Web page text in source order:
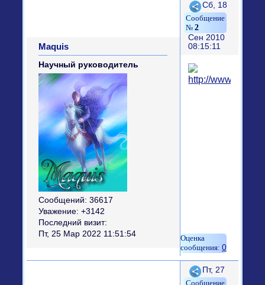
Поделиться
2
Сб, 18
Сен 2010
08:15:11
Maquis
Научный руководитель
Сообщений: 36617
Уважение: +3142
Последний визит:
Пт, 25 Мар 2022 11:51:54
0
Поделиться
Пт, 27